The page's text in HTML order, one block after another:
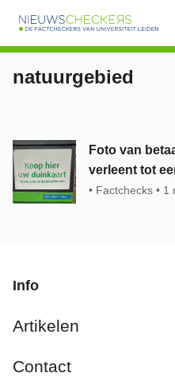
natuurgebied
Foto van
verleent tot
Factchecks 1
Info
Artikelen
Contact